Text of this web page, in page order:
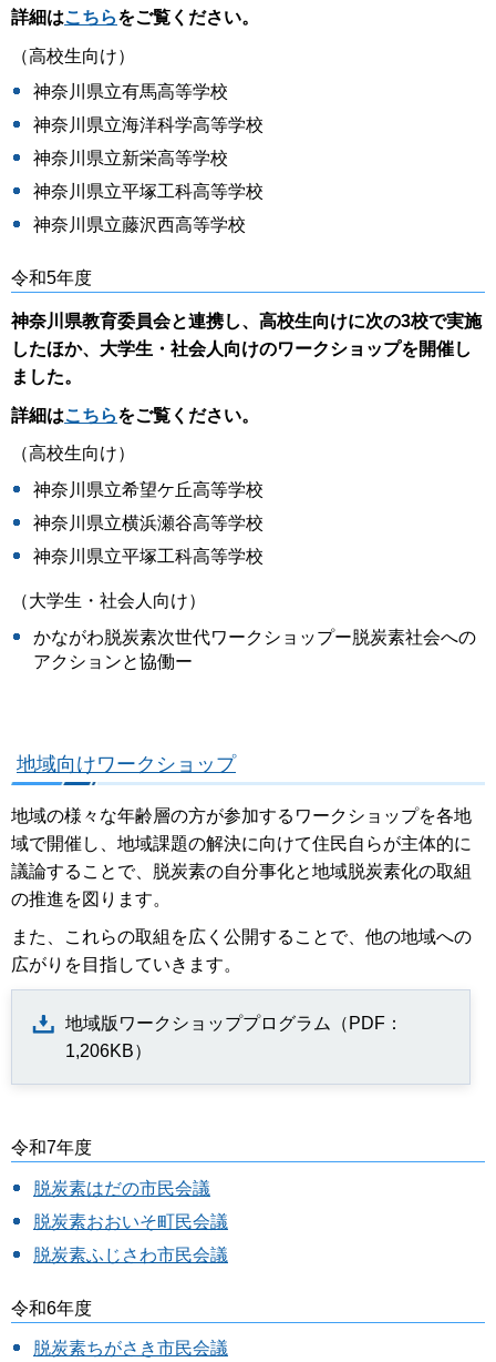
詳細はこちらをご覧ください。
（高校生向け）
神奈川県立有馬高等学校
神奈川県立海洋科学高等学校
神奈川県立新栄高等学校
神奈川県立平塚工科高等学校
神奈川県立藤沢西高等学校
令和5年度
神奈川県教育委員会と連携し、高校生向けに次の3校で実施
したほか、大学生・社会人向けのワークショップを開催し
ました。
詳細はこちらをご覧ください。
（高校生向け）
神奈川県立希望ケ丘高等学校
神奈川県立横浜瀬谷高等学校
神奈川県立平塚工科高等学校
（大学生・社会人向け）
かながわ脱炭素次世代ワークショップー脱炭素社会への
アクションと協働ー
地域向けワークショップ
地域の様々な年齢層の方が参加するワークショップを各地
域で開催し、地域課題の解決に向けて住民自らが主体的に
議論することで、脱炭素の自分事化と地域脱炭素化の取組
の推進を図ります。
また、これらの取組を広く公開することで、他の地域への
広がりを目指していきます。
地域版ワークショッププログラム（PDF：
1,206KB）
令和7年度
脱炭素はだの市民会議
脱炭素おおいそ町民会議
脱炭素ふじさわ市民会議
令和6年度
脱炭素ちがさき市民会議